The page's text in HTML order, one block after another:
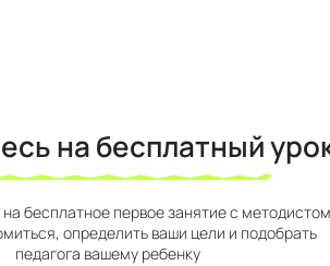
на бесплатный
на бесплатное первое занятие с
определить ваши цели и подобрать
педагога вашему ребенку